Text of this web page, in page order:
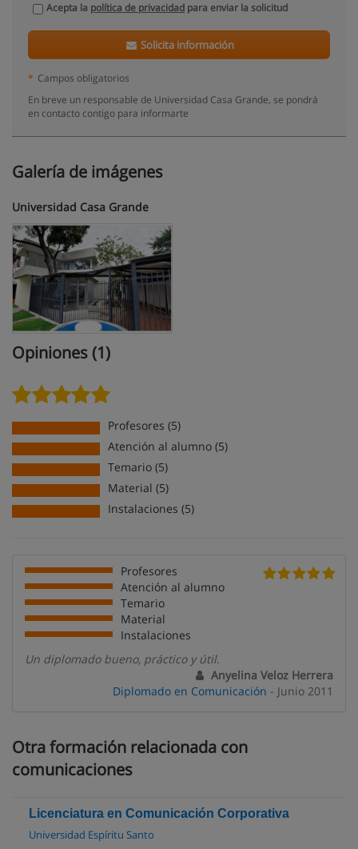
Acepta la política de privacidad para enviar la solicitud
Solicita información
* Campos obligatorios
En breve un responsable de Universidad Casa Grande, se pondrá
en contacto contigo para informarte
Galería de imágenes
Universidad Casa Grande
Opiniones (1)
Profesores (5)
Atención al alumno (5)
Temario (5)
Material (5)
Instalaciones (5)
Profesores
Atención al alumno
Temario
Material
Instalaciones
Un diplomado bueno, práctico y útil.
Anyelina Veloz Herrera
Diplomado en Comunicación - Junio 2011
Otra formación relacionada con
comunicaciones
Licenciatura en Comunicación Corporativa
Universidad Espíritu Santo